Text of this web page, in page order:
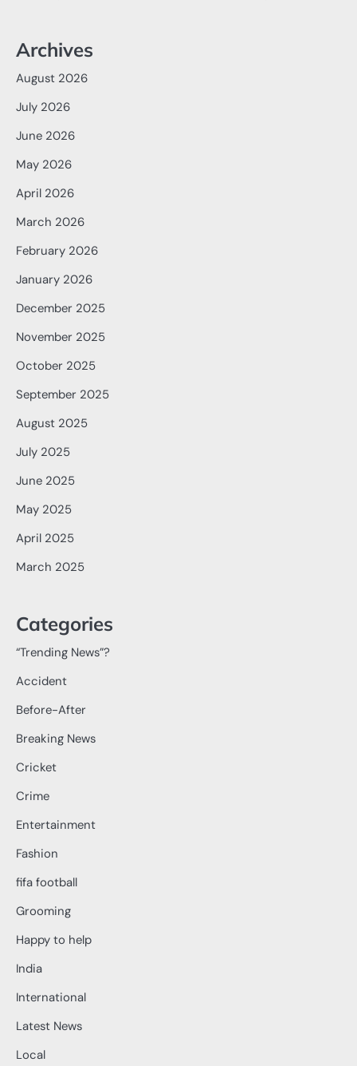
Archives
August 2026
July 2026
June 2026
May 2026
April 2026
March 2026
February 2026
January 2026
December 2025
November 2025
October 2025
September 2025
August 2025
July 2025
June 2025
May 2025
April 2025
March 2025
Categories
“Trending News”?
Accident
Before-After
Breaking News
Cricket
Crime
Entertainment
Fashion
fifa football
Grooming
Happy to help
India
International
Latest News
Local